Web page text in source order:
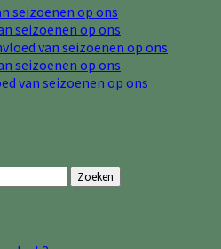
seizoenen op ons
seizoenen op ons
van seizoenen op ons
seizoenen op ons
van seizoenen op ons
Zoeken